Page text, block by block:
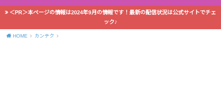
＜PR＞本ページの情報は2024年9月の情報です！最新の配信状況は公式サイトでチェ
ック♪
HOME カンテク